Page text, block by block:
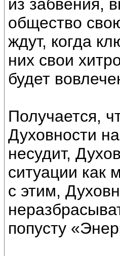
из забвения,
общество
ждут, когда
них свои
будет
Получается,
Духовности
несудит,
ситуации
с этим,
попусту